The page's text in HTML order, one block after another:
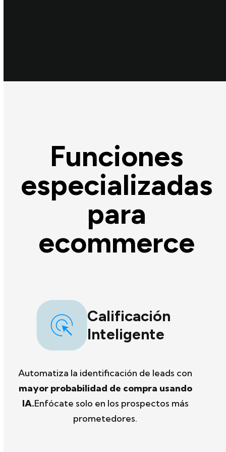
Funciones
especializadas
para
ecommerce
Calificación
Inteligente
Automatiza la identificación de leads con
mayor probabilidad de compra usando
IA.Enfócate solo en los prospectos más
prometedores.